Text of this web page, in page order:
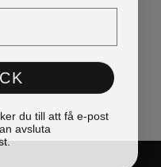
du till att få e-post
avsluta